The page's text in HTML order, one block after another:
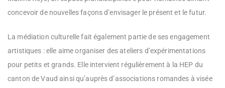
concevoir de nouvelles façons d’envisager le présent et le futur.
La médiation culturelle fait également partie de ses engagement
artistiques : elle aime organiser des ateliers d’expérimentations
pour petits et grands. Elle intervient régulièrement à la HEP du
canton de Vaud ainsi qu’auprès d’associations romandes à visée